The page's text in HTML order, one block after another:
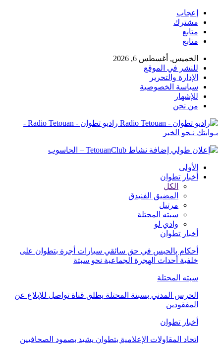
إعجاب
مشترك
متابع
متابع
الخميس, أغسطس 6, 2026
للنشر في الموقع
الإدارة والتحرير
سياسة الخصوصية
للإشهار
من نحن
راديو تطوان - Radio Tetouan -
بـوابتك نـحو الخبر
الأولى
أخبار تطوان
الكل
المضيق الفنيدق
مرتيل
سبته المحتلة
وادي لو
أخبار تطوان
أحكام بالحبس في حق سائقي سيارات أجرة بتطوان على
خلفية أحداث الهجرة الجماعية نحو سبتة
سبته المحتلة
الحرس المدني بسبتة المحتلة يطلق قناة تواصل للإبلاغ عن
المفقودين
أخبار تطوان
اتحاد المقاولات الإعلامية بتطوان يشيد بصمود الصحافيين